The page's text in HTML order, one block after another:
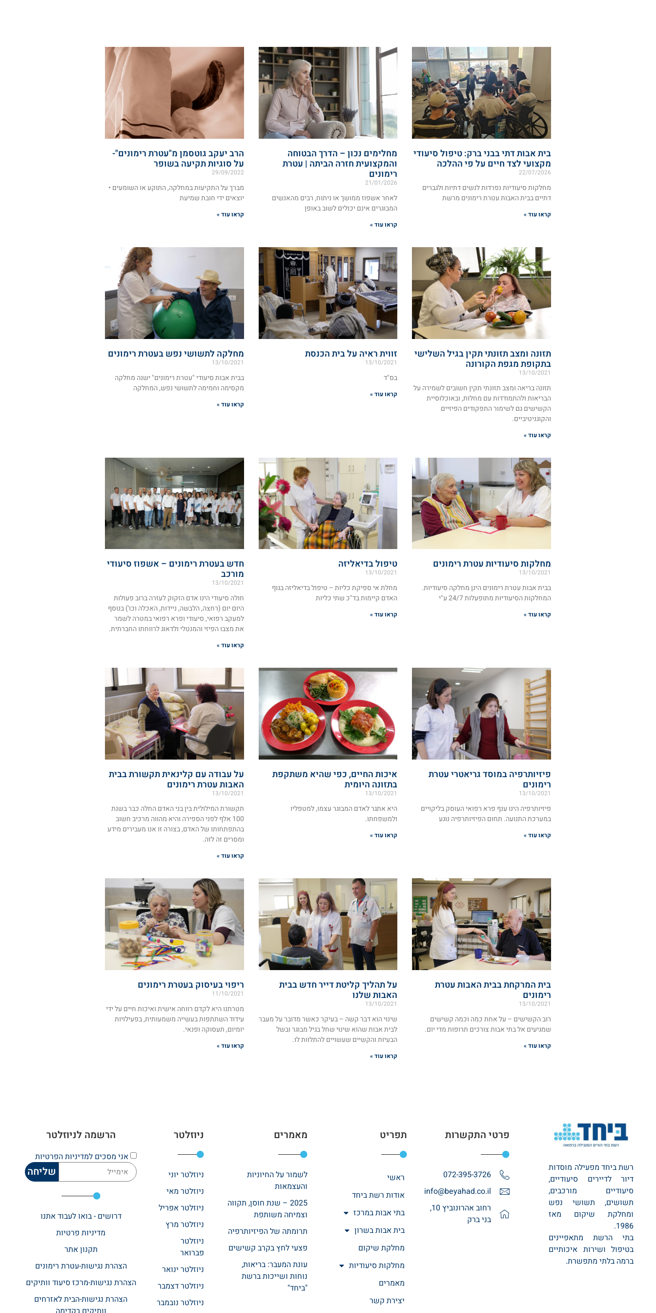
בית אבות דתי בבני ברק: טיפול סיעודי
מקצועי לצד חיים על פי ההלכה
22/07/2026
מחלקות סיעודיות נפרדות לנשים דתיות ולגברים
דתיים בבית האבות עטרת רימונים מרשת
קראו עוד »
מחלימים נכון – הדרך הבטוחה
והמקצועית חזרה הביתה | עטרת
רימונים
21/01/2026
לאחר אשפוז ממושך או ניתוח, רבים מהאנשים
המבוגרים אינם יכולים לשוב באופן
קראו עוד »
הרב יעקב גוטסמן מ"עטרת רימונים"-
על סוגיות תקיעה בשופר
29/09/2022
מברך על התקיעות במחלקה, התוקע או השומעים •
יוצאים ידי חובת שמיעת
קראו עוד »
תזונה ומצב תזונתי תקין בגיל השלישי
בתקופת מגפת הקורונה
13/10/2021
תזונה בריאה ומצב תזונתי תקין חשובים לשמירה על
הבריאות ולהתמודדות עם מחלות, ובאוכלוסיית
הקשישים גם לשימור התפקודים הפיזיים
והקוגניטיביים.
קראו עוד »
זווית ראיה על בית הכנסת
13/10/2021
בס"ד
קראו עוד »
מחלקה לתשושי נפש בעטרת רימונים
13/10/2021
בבית אבות סיעודי "עטרת רימונים" ישנה מחלקה
מקסימה וחמימה לתשושי נפש, המחלקה
קראו עוד »
מחלקות סיעודיות עטרת רימונים
13/10/2021
בבית אבות עטרת רימונים הינן מחלקה סיעודיות.
המחלקות הסיעודיות מתופעלות 24/7 ע"י
קראו עוד »
טיפול בדיאליזה
13/10/2021
מחלת אי ספיקת כליות – טיפול בדיאליזה בגוף
האדם קיימות בד"כ שתי כליות
קראו עוד »
חדש בעטרת רימונים – אשפוז סיעודי
מורכב
13/10/2021
חולה סיעודי הינו אדם הזקוק לעזרה ברוב פעולות
היום יום (רחצה, הלבשה, ניידות, האכלה וכו') בנוסף
למעקב רפואי, סיעודי ופרא רפואי במטרה לשמר
את מצבו הפיזי והמנטלי ולדאוג לרווחתו החברתית.
קראו עוד »
פיזיותרפיה במוסד גריאטרי עטרת
רימונים
13/10/2021
פיזיותרפיה הינו ענף פרא רפואי העוסק בליקויים
במערכת התנועה. תחום הפיזיותרפיה נוגע
קראו עוד »
איכות החיים, כפי שהיא משתקפת
בתזונה היומית
13/10/2021
היא אתגר לאדם המבוגר עצמו, למטפליו
ולמשפחתו.
קראו עוד »
על עבודה עם קלינאית תקשורת בבית
האבות עטרת רימונים
13/10/2021
תקשורת המילולית בין בני האדם החלה כבר בשנת
100 אלף לפני הספירה והיא מהווה מרכיב חשוב
בהתפתחותו של האדם, בצורה זו אנו מעבירים מידע
ומסרים זה לזה.
קראו עוד »
בית המרקחת בבית האבות עטרת
רימונים
13/10/2021
רוב הקשישים – על אחת כמה וכמה קשישים
שמגיעים אל בתי אבות צורכים תרופות מדי יום.
קראו עוד »
על תהליך קליטת דייר חדש בבית
האבות שלנו
13/10/2021
שינוי הוא דבר קשה – בעיקר כאשר מדובר על מעבר
לבית אבות שהוא שינוי שחל בגיל מבוגר ובשל
הבעיות והקשיים שעשויים להתלוות לו.
קראו עוד »
ריפוי בעיסוק בעטרת רימונים
11/10/2021
מטרתנו היא לקדם רווחה אישית ואיכות חיים על ידי
עידוד השתתפות בעשייה משמעותית, בפעילויות
יומיום, תעסוקה ופנאי.
קראו עוד »
רשת ביחד מפעילה מוסדות
דיור לדיירים סיעודיים,
סיעודיים מורכבים,
תשושים, תשושי נפש
ומחלקת שיקום מאז
1986.
בתי הרשת מתאפיינים
בטיפול ושירות איכותיים
ברמה בלתי מתפשרת.
פרטי התקשרות
072-395-3726
info@beyahad.co.il
רחוב אהרונוביץ 10,
בני ברק
תפריט
ראשי
אודות רשת ביחד
בתי אבות במרכז
בית אבות בשרון
מחלקת שיקום
מחלקות סיעודיות
מאמרים
יצירת קשר
מאמרים
לשמור על החיוניות
והעצמאות
2025 – שנת חוסן, תקווה
וצמיחה משותפת
תרומתה של הפיזיותרפיה
פצעי לחץ בקרב קשישים
עונת המעבר: בריאות,
נוחות ושייכות ברשת
"ביחד"
ניוזלטר
ניוזלטר יוני
ניוזלטר מאי
ניוזלטר אפריל
ניוזלטר מרץ
ניוזלטר
פברואר
ניוזלטר ינואר
ניוזלטר דצמבר
ניוזלטר נובמבר
הרשמה לניוזלטר
אני מסכים למדיניות הפרטיות
שליחה
דרושים - בואו לעבוד אתנו
מדיניות פרטיות
תקנון אתר​
הצהרת נגישות-עטרת רימונים
הצהרת נגישות-מרכז סיעוד וותיקים
הצהרת נגישות-הבית לאזרחים